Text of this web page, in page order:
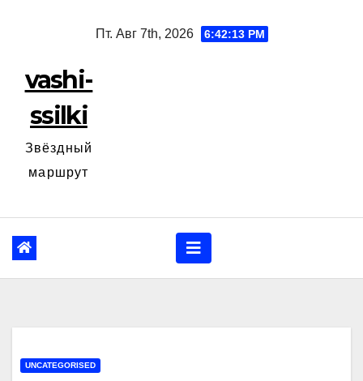
Пт. Авг 7th, 2026 6:42:14 PM
vashi-
ssilki
Звёздный
маршрут
UNCATEGORISED